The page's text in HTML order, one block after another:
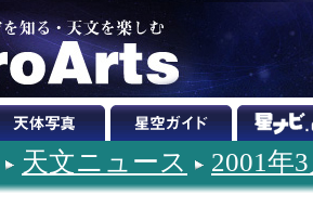
天文ニュース 2001年